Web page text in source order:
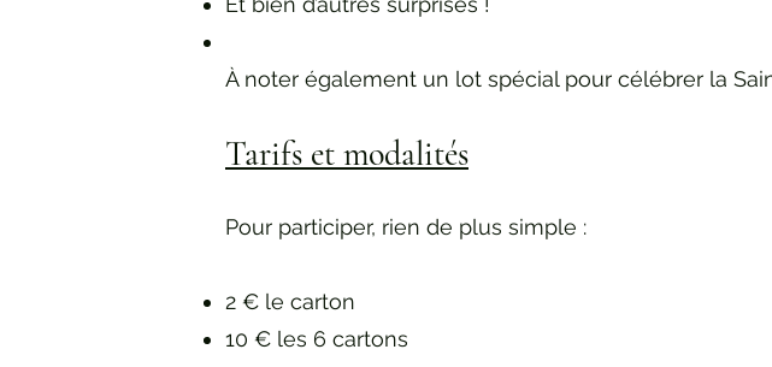
À noter également un lot spécial pour célébrer la
Tarifs et modalités
Pour participer, rien de plus simple :
2 € le carton
10 € les 6 cartons